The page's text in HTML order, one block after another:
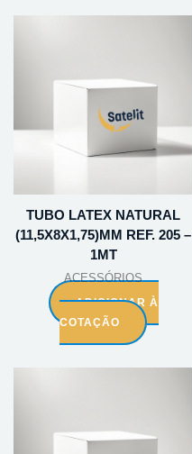
TUBO LATEX NATURAL
(11,5X8X1,75)MM REF. 205 –
1MT
ACESSÓRIOS
ADICIONAR À
COTAÇÃO